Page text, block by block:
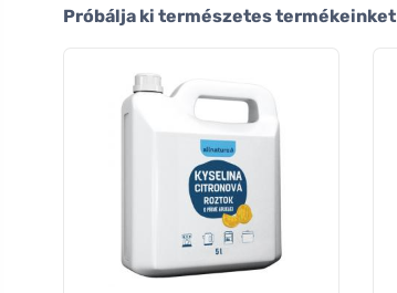
Próbálja ki természetes termékeinket